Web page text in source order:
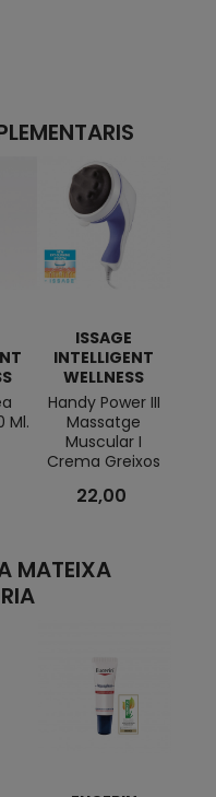
Ml.
ISSAGE
INTELLIGENT
WELLNESS
Handy Power III
Massatge
Muscular I
Crema Greixos
22,00
MATEIXA